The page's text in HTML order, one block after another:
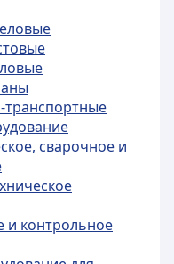
сварочное и
и контрольное